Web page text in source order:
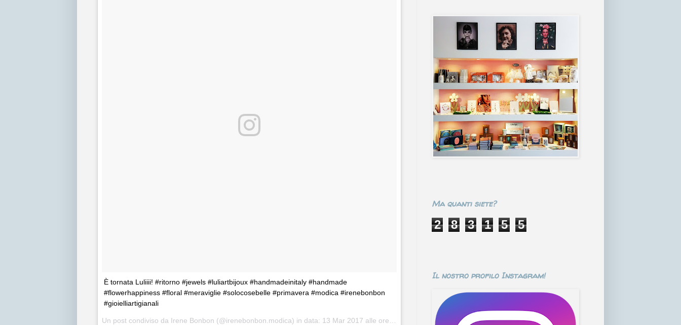
È tornata Luliiii! #ritorno #jewels #luliartbijoux #handmadeinitaly #handmade
#flowerhappiness #floral #meraviglie #solocosebelle #primavera #modica #irenebonbon
#gioielliartigianali
Un post condiviso da Irene Bonbon (@irenebonbon.modica) in data: 13 Mar 2017 alle ore 11:11 PDT
Ma quanti siete?
2 8 3 1 5 5
Il nostro profilo Instagram!